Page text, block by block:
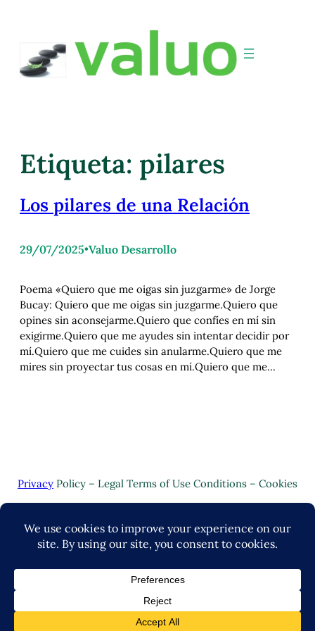
Etiqueta: pilares
Los pilares de una Relación
29/07/2025•Valuo Desarrollo
Poema «Quiero que me oigas sin juzgarme» de Jorge
Bucay: Quiero que me oigas sin juzgarme.Quiero que
opines sin aconsejarme.Quiero que confíes en mí sin
exigirme.Quiero que me ayudes sin intentar decidir por
mí.Quiero que me cuides sin anularme.Quiero que me
mires sin proyectar tus cosas en mí.Quiero que me…
Privacy Policy – Legal Terms of Use Conditions – Cookies
Copyright © 2024 | Valuo Desarrollo by